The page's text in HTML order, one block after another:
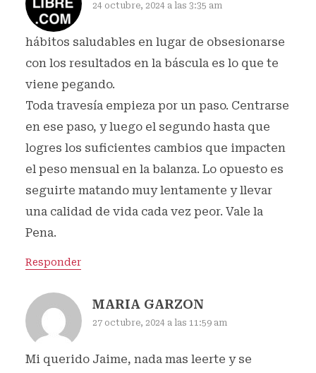
24 octubre, 2024 a las 3:35 am
hábitos saludables en lugar de obsesionarse
con los resultados en la báscula es lo que te
viene pegando.
Toda travesía empieza por un paso. Centrarse
en ese paso, y luego el segundo hasta que
logres los suficientes cambios que impacten
el peso mensual en la balanza. Lo opuesto es
seguirte matando muy lentamente y llevar
una calidad de vida cada vez peor. Vale la
Pena.
Responder
MARIA GARZON
27 octubre, 2024 a las 11:59 am
Mi querido Jaime, nada mas leerte y se